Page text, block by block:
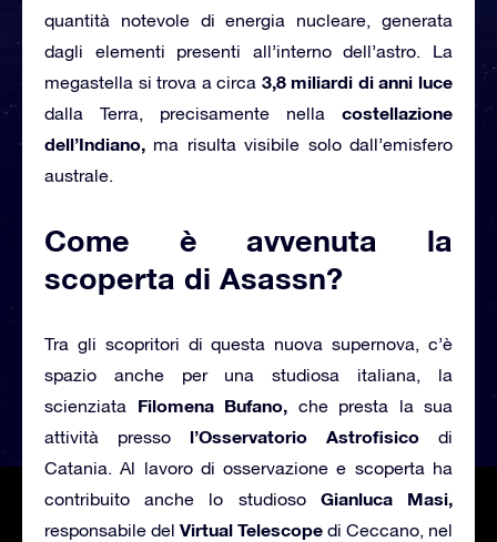
quantità notevole di energia nucleare, generata
dagli elementi presenti all’interno dell’astro. La
megastella si trova a circa 3,8 miliardi di anni luce
dalla Terra, precisamente nella costellazione
dell’Indiano, ma risulta visibile solo dall’emisfero
australe.
Come è avvenuta la
scoperta di Asassn?
Tra gli scopritori di questa nuova supernova, c’è
spazio anche per una studiosa italiana, la
scienziata Filomena Bufano, che presta la sua
attività presso l’Osservatorio Astrofisico di
Catania. Al lavoro di osservazione e scoperta ha
contribuito anche lo studioso Gianluca Masi,
responsabile del Virtual Telescope di Ceccano, nel